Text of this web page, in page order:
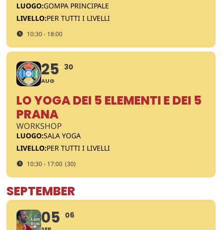
LUOGO:GOMPA PRINCIPALE
LIVELLO:PER TUTTI I LIVELLI
10:30 - 18:00
25
AUG
30
LO YOGA DEI 5 ELEMENTI E DEI 5
PRANA
WORKSHOP
LUOGO:SALA YOGA
LIVELLO:PER TUTTI I LIVELLI
10:30 - 17:00 (30)
SEPTEMBER
05 06